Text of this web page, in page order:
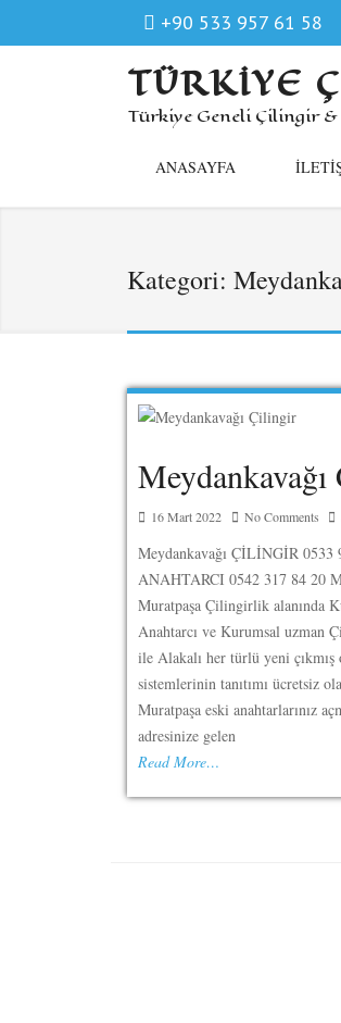
+90 533 957 61 58
TÜRKIYE
Türkiye Geneli Çilingir
ANASAYFA
Kategori:
16 Mart 2022 No Comments
Meydankavağı ÇİLİNGİR 0533
ANAHTARCI 0542 317 84 20
Muratpaşa Çilingirlik alanında
Anahtarcı ve Kurumsal uzman
ile Alakalı her türlü yeni
sistemlerinin tanıtımı ücretsiz
Muratpaşa eski anahtarlarınız
adresinize gelen
Read More…